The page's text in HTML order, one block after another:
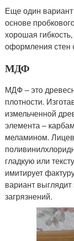
Еще один
основе
хорошая
оформления стен
МДФ
МДФ – это
плотности.
измельченной
элемента –
меламином.
гладкую или
имитирует
вариант
загрязнений.